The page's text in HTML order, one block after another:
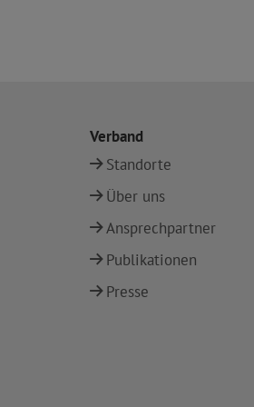
Verband
Standorte
Über uns
Ansprechpartner
Publikationen
Presse